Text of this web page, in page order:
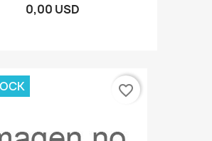
0,00 USD
favorite_border